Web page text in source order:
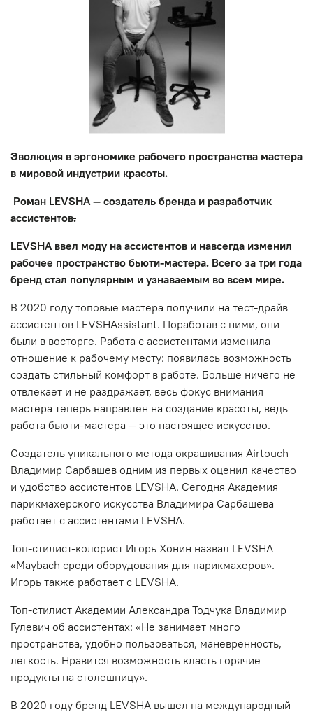
Эволюция в эргономике рабочего пространства мастера
в мировой индустрии красоты.
Роман LEVSHA — создатель бренда и разработчик
ассистентов.
LEVSHA ввел моду на ассистентов и навсегда изменил
рабочее пространство бьюти-мастера. Всего за три года
бренд стал популярным и узнаваемым во всем мире.
В 2020 году топовые мастера получили на тест-драйв
ассистентов LEVSHAssistant. Поработав с ними, они
были в восторге. Работа с ассистентами изменила
отношение к рабочему месту: появилась возможность
создать стильный комфорт в работе. Больше ничего не
отвлекает и не раздражает, весь фокус внимания
мастера теперь направлен на создание красоты, ведь
работа бьюти-мастера — это настоящее искусство.
Создатель уникального метода окрашивания Airtouch
Владимир Сарбашев одним из первых оценил качество
и удобство ассистентов LEVSHA. Сегодня Академия
парикмахерского искусства Владимира Сарбашева
работает с ассистентами LEVSHA.
Топ-стилист-колорист Игорь Хонин назвал LEVSHA
«Maybach среди оборудования для парикмахеров».
Игорь также работает с LEVSHA.
Топ-стилист Академии Александра Тодчука Владимир
Гулевич об ассистентах: «Не занимает много
пространства, удобно пользоваться, маневренность,
легкость. Нравится возможность класть горячие
продукты на столешницу».
В 2020 году бренд LEVSHA вышел на международный